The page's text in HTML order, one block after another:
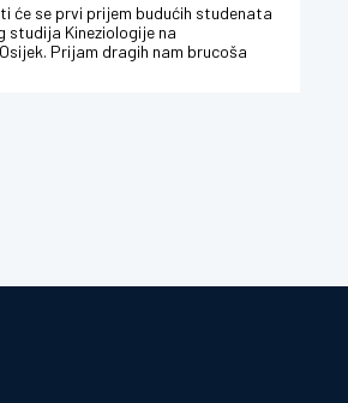
će se prvi prijem budućih studenata
studija Kineziologije na
Prijam dragih nam brucoša